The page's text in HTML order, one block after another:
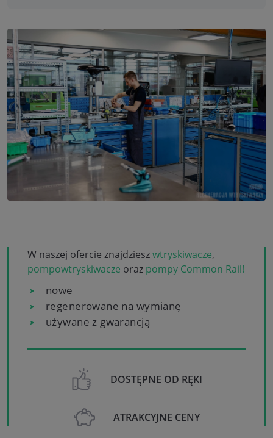
W naszej ofercie znajdzieszwtryskiwacze,
pompowtryskiwacze oraz pompy Common Rail!
nowe
regenerowane na wymianę
używane z gwarancją
DOSTĘPNE OD RĘKI
ATRAKCYJNE CENY